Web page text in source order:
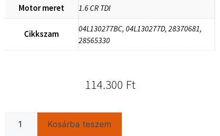
Motor meret 1.6 CR TDI
Cikkszam
04L130277BC, 04L130277D, 28370681,
28565330
114.300 Ft
Kosárba teszem